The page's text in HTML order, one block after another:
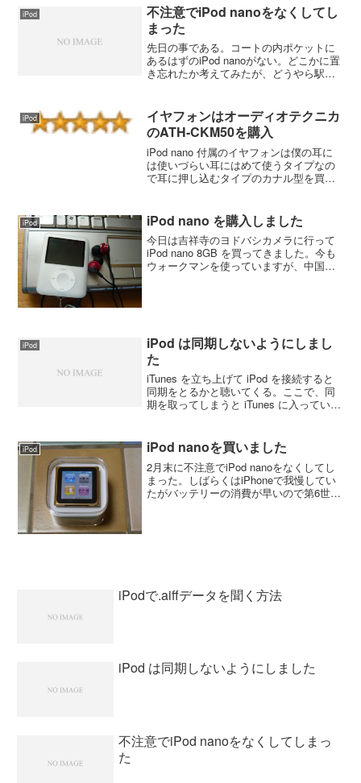
らず。iTune...
iPod
不注意でiPod nanoをなくしてし
まった
先日の事である。コートの内ポケットに
あるはずのiPod nanoがない。どこかに置
き忘れたか考えてみたが、どうやら駅周
いでいた。そして、コートを腕に掛けて
銀行に行ったり...
iPod
イヤフォンはオーディオテクニカ
のATH-CKM50を購入
iPod nano 付属のイヤフォンは僕の耳に
は使いづらい耳にはめて使うタイプなの
で耳に押し込むタイプのカナル型を買い
ィオテクニカ、DENON、SHUREなどで
廉価な製品...
iPod iPod nano を購入しました
今日は吉祥寺のヨドバシカメラに行って
iPod nano 8GB を買ってきました。今も
ウォークマンを使っていますが、中国語
iPod
iPod は同期しないようにしまし
た
iTunes を立ち上げて iPod を接続すると
同期をとるかと聴いてくる。ここで、同
期を取ってしまうと iTunes に入っている
は10...
iPod iPod nanoを買いました
2月末に不注意でiPod nanoをなくしてし
まった。しばらくはiPhoneで我慢してい
たがバッテリーの消費が早いので第6世代
iPodで.aiffデータを聞く方法
iPod は同期しないようにしました
不注意でiPod nanoをなくしてしまっ
た